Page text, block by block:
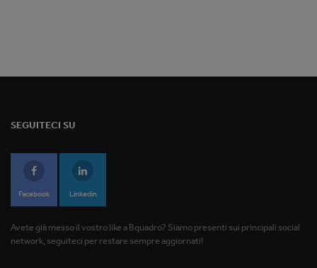
SEGUITECI SU
Facebook Linkedin
Avete già messo il vostro like a Bquadro? Siamo presenti sui principali social
network, seguiteci per restare sempre aggiornati!